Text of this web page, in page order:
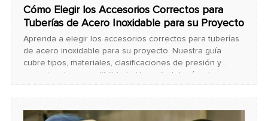
Cómo Elegir los Accesorios Correctos para
Tuberías de Acero Inoxidable para su Proyecto
Aprenda a elegir los accesorios correctos para tuberías
de acero inoxidable para su proyecto. Nuestra guía
cubre tipos, materiales, clasificaciones de presión y
consejos de compatibilidad. ¿Necesita tuberías de acero
inoxidable? ¡Contáctenos para soluciones expertas!